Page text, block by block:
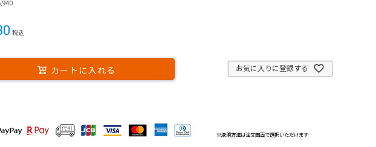
税込
お気に入りに登録する
カートに入れる
※決済方法は注文画面で選択いただけます